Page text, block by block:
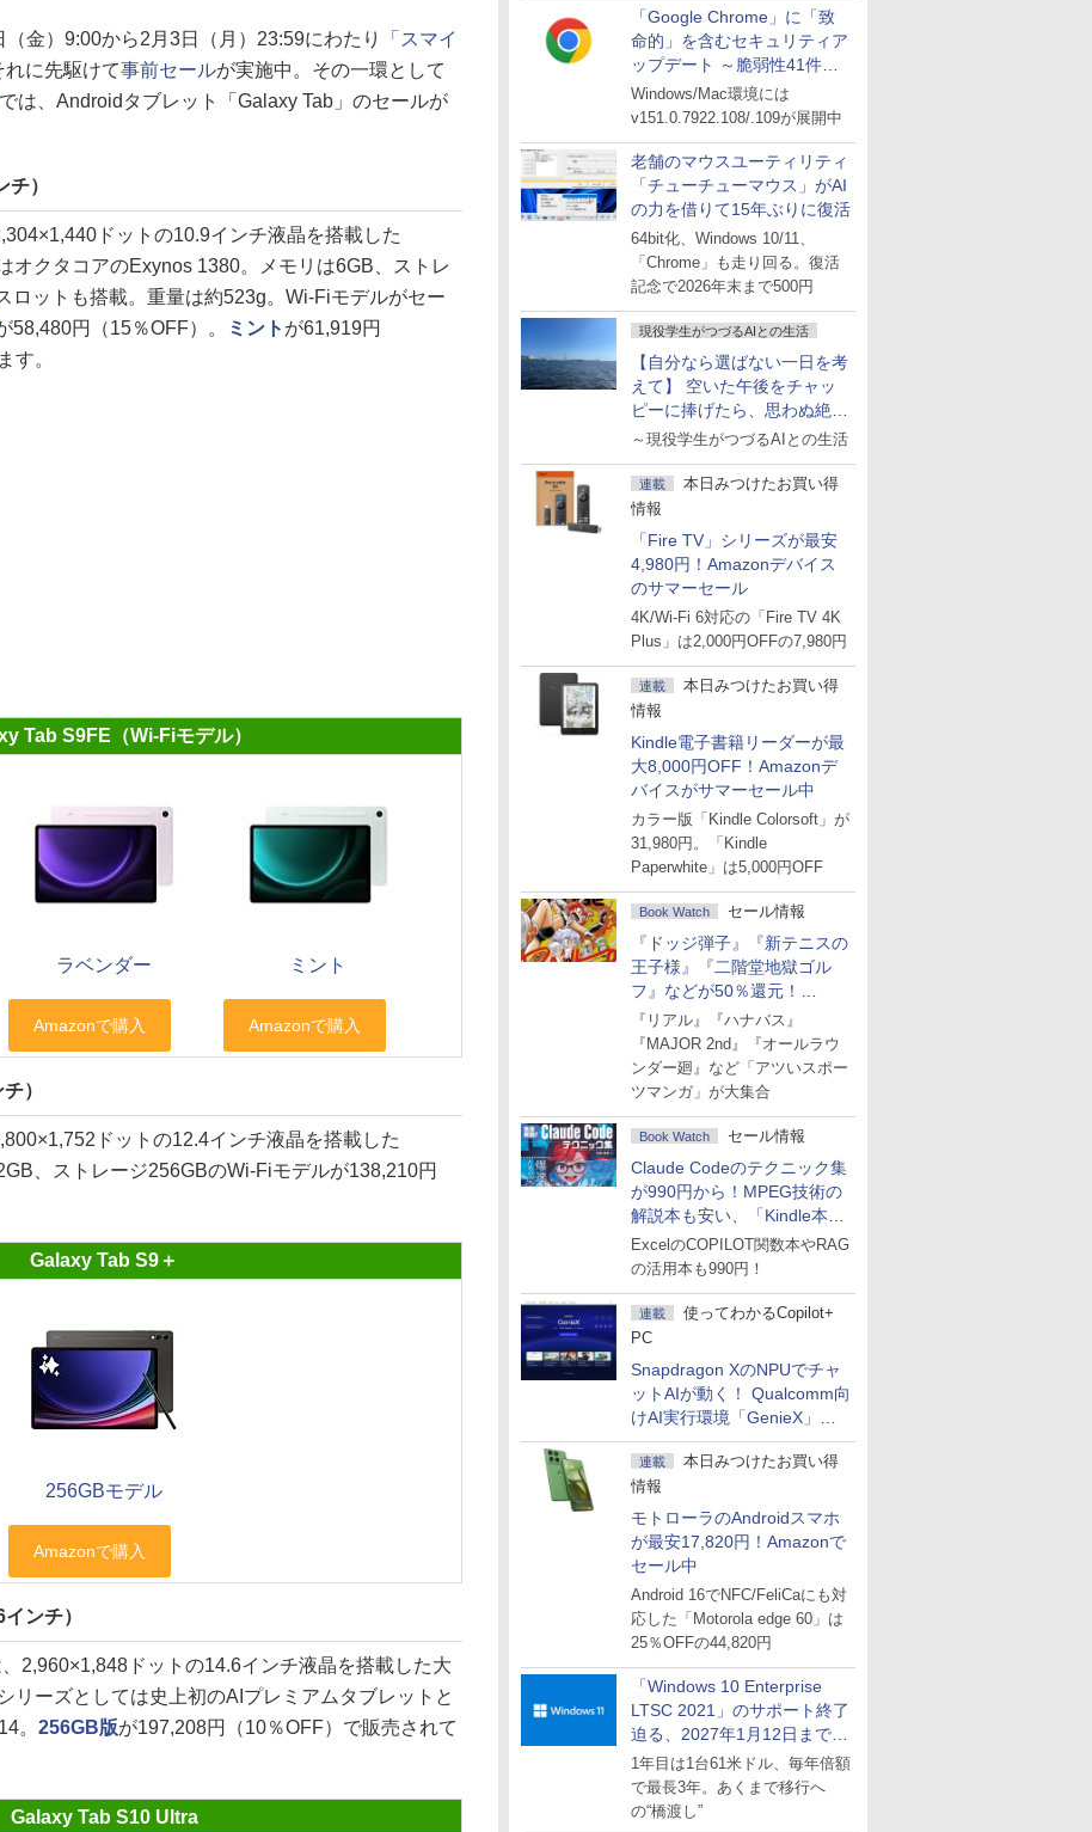
「Google Chrome」に「致
命的」を含むセキュリティア
ップデート ～脆弱性41件に
対処
Windows/Mac環境には
v151.0.7922.108/.109が展開中
老舗のマウスユーティリティ
「チューチューマウス」がAI
の力を借りて15年ぶりに復活
64bit化、Windows 10/11、
「Chrome」も走り回る。復活
記念で2026年末まで500円
現役学生がつづるAIとの生活
【自分なら選ばない一日を考
えて】 空いた午後をチャッ
ピーに捧げたら、思わぬ絶景
に出会った話
～現役学生がつづるAIとの生活
連載
本日みつけたお買い得
情報
「Fire TV」シリーズが最安
4,980円！Amazonデバイス
のサマーセール
4K/Wi-Fi 6対応の「Fire TV 4K
Plus」は2,000円OFFの7,980円
連載
本日みつけたお買い得
情報
Kindle電子書籍リーダーが最
大8,000円OFF！Amazonデ
バイスがサマーセール中
カラー版「Kindle Colorsoft」が
31,980円。「Kindle
Paperwhite」は5,000円OFF
Book Watch セール情報
『ドッジ弾子』『新テニスの
王子様』『二階堂地獄ゴル
フ』などが50％還元！
Amazonマンガ週末セール
『リアル』『ハナバス』
『MAJOR 2nd』『オールラウ
ンダー廻』など「アツいスポー
ツマンガ」が大集合
Book Watch セール情報
Claude Codeのテクニック集
が990円から！MPEG技術の
解説本も安い、「Kindle本サ
マーセール」第2弾開始！
ExcelのCOPILOT関数本やRAG
の活用本も990円！
連載
使ってわかるCopilot+
PC
Snapdragon XのNPUでチャ
ットAIが動く！ Qualcomm向
けAI実行環境「GenieX」を
試してみた
連載
本日みつけたお買い得
情報
モトローラのAndroidスマホ
が最安17,820円！Amazonで
セール中
Android 16でNFC/FeliCaにも対
応した「Motorola edge 60」は
25％OFFの44,820円
「Windows 10 Enterprise
LTSC 2021」のサポート終了
迫る、2027年1月12日まで
～ESUは9月1日から販売
1年目は1台61米ドル、毎年倍額
で最長3年。あくまで移行へ
の“橋渡し”
金）9:00から2月3日（月）23:59にわたり
「スマイ
に先駆けて事前セールが実施中。その一環として
では、Androidタブレット「Galaxy Tab」のセールが
）
ドットの10.9インチ液晶を搭載した
オクタコアのExynos 1380。メモリは6GB、ストレ
ロットも搭載。重量は約523g。Wi-Fiモデルがセー
58,480円（15％OFF）。 ミント が61,919円
す。
Tab S9FE（Wi-Fiモデル）
ラベンダー ミント
）
ドットの12.4インチ液晶を搭載した
、ストレージ256GBのWi-Fiモデルが138,210円
Galaxy Tab S9＋
256GBモデル
ンチ）
2,960×1,848ドットの14.6インチ液晶を搭載した大
リーズとしては史上初のAIプレミアムタブレットと
。 256GB版が197,208円（10％OFF）で販売されて
Galaxy Tab S10 Ultra